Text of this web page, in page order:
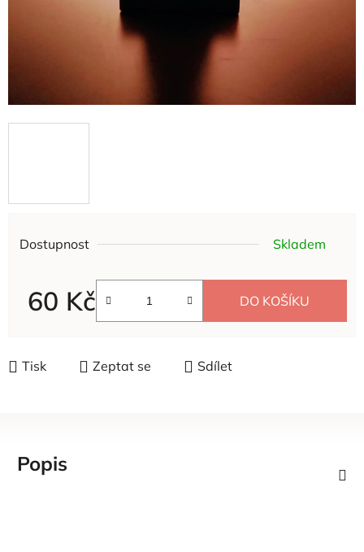
Dostupnost Skladem
60 Kč
Měrná cena:
DO KOŠÍKU
Tisk Zeptat se Sdílet
Popis